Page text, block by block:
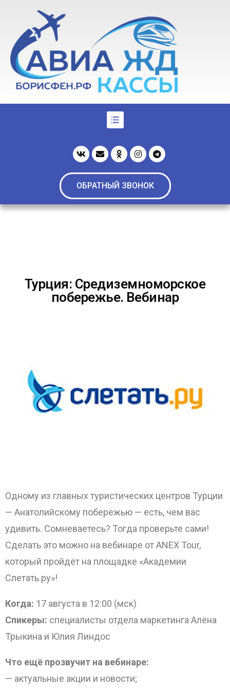
ОБРАТНЫЙ ЗВОНОК
Турция: Средиземноморское
побережье. Вебинар
Одному из главных туристических центров Турции
— Анатолийскому побережью — есть, чем вас
удивить. Сомневаетесь? Тогда проверьте сами!
Сделать это можно на вебинаре от ANEX Tour,
который пройдёт на площадке «Академии
Слетать.ру»!
Когда: 17 августа в 12:00 (мск)
Спикеры: специалисты отдела маркетинга Алёна
Трыкина и Юлия Линдос
Что ещё прозвучит на вебинаре:
— актуальные акции и новости;